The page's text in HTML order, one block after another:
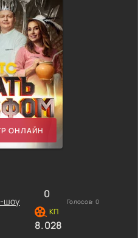
ОНЛАЙН
шоу
0
Голосов: 0
8.028